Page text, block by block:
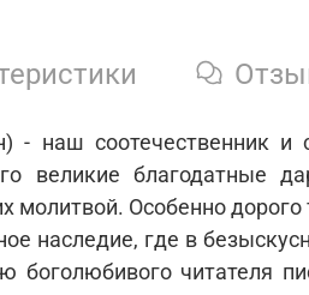
- наш соотечественник и
великие благодатные
молитвой. Особенно
наследие, где в
боголюбивого читателя